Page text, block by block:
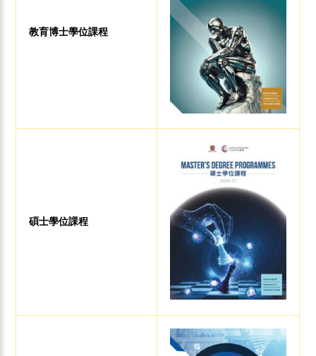
教育博士學位課程
碩士學位課程